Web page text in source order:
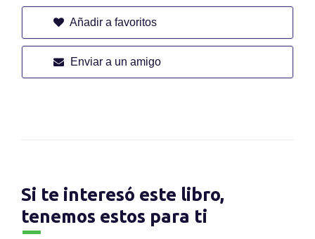
Añadir a favoritos
Enviar a un amigo
Si te interesó este libro,
tenemos estos para ti